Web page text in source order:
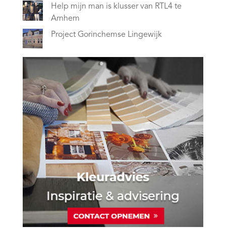
Help mijn man is klusser van RTL4 te
Arnhem
Project Gorinchemse Lingewijk